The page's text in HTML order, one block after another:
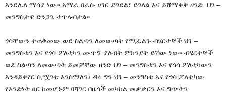
እንደሌለ ማሳያ ነው፡፡ አማራ በራሱ ሀገር ይገደል፣ ይገለል እና ይሸማቀቅ ዘንድ ህገ –
መንግስታዊ ድንጋጌ ተጥሎበታል፡፡
ጎሳቸውን ተጠቅመው ወደ ስልጣን ለመውጣት የሚፈልጉ ብሄርተኞች ህገ –
መንግስቱን እና የጎሳ ፖለቲካን ሙጥኝ ያሉበት ምክንያት ይኸው ነው፡፡ ብሄርተኞች
ወደ ስልጣን ለመውጣት ይመቻቸው ዘንድ ህገ – መንግስቱን እና የጎሳ ፖለቲካውን
እንዳይቀየር ሲሟገቱ እንሰማለን፤ ዳሩ ግን ህገ – መንግስቱ እና የጎሳ ፖለቲካው
የአንድነት ፀር ከመሆኑም ባሻገር በዜጎች መካከል መቃቃርን እና ግጭትን